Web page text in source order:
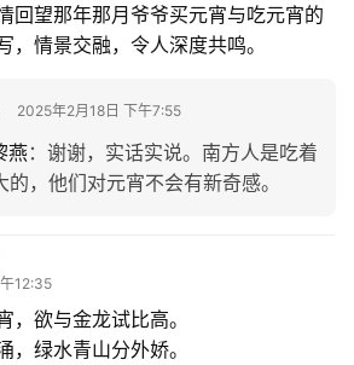
回望那年那月爷爷买元宵与吃元宵的
，情景交融，令人深度共鸣。
2025年2月18日 下午7:55
燕： 谢谢，实话实说。南方人是吃着
的，他们对元宵不会有新奇感。
12:35
，欲与金龙试比高。
，绿水青山分外娇。